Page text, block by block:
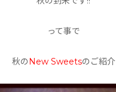
って事で
秋のNew Sweetsのご紹介